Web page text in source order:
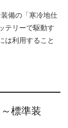
備の「寒冷地仕
テリーで駆動す
は利用すること
標準装